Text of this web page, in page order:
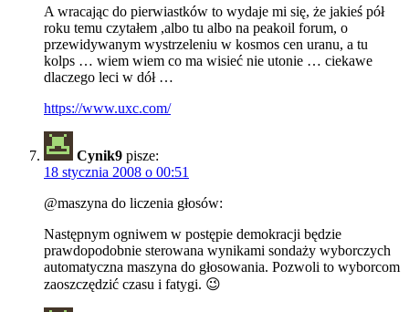
A wracając do pierwiastków to wydaje mi się, że jakieś pół
roku temu czytałem ,albo tu albo na peakoil forum, o
przewidywanym wystrzeleniu w kosmos cen uranu, a tu
kolps … wiem wiem co ma wisieć nie utonie … ciekawe
dlaczego leci w dół …
https://www.uxc.com/
Cynik9 pisze:
18 stycznia 2008 o 00:51
@maszyna do liczenia głosów:
Następnym ogniwem w postępie demokracji będzie
prawdopodobnie sterowana wynikami sondaży wyborczych
automatyczna maszyna do głosowania. Pozwoli to wyborcom
zaoszczędzić czasu i fatygi. 😉